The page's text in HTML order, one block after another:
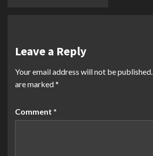
Leave a Reply
Your email address will not be published.
are marked*
Comment *